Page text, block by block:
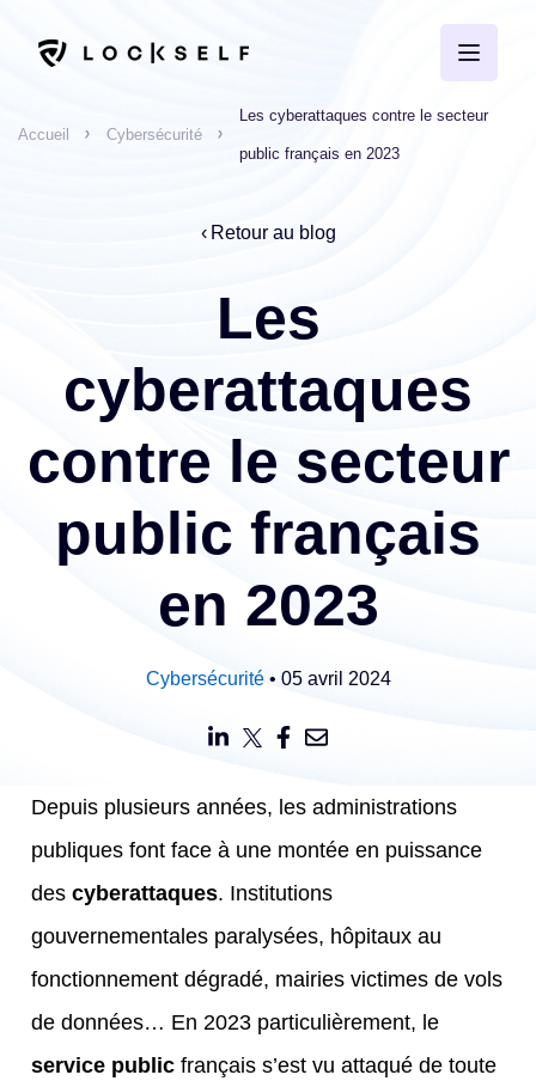
Accueil Cybersécurité
Les cyberattaques contre le secteur
public français en 2023
Retour au blog
Les
cyberattaques
contre le secteur
public français
en 2023
Cybersécurité• 05 avril 2024
Depuis plusieurs années, les administrations
publiques font face à une montée en puissance
descyberattaques. Institutions
gouvernementales paralysées, hôpitaux au
fonctionnement dégradé, mairies victimes de vols
de données… En 2023 particulièrement, le
service public français s’est vu attaqué de toute